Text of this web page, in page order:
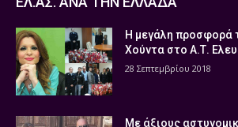
Η μεγάλη προσφορά
Χούντα στο Α.Τ.
28 Σεπτεμβρίου 2018
Με άξιους